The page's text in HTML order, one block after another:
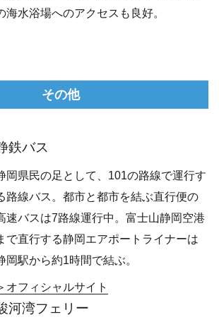
海水浴場へのアクセスも良好。
その他
鉄バス
岡県民の足として、101の路線で運行す
路線バス。都市と都市を結ぶ直行便の
速バスは7路線運行中。富士山静岡空港
で直行する静岡エアポートライナーは
岡駅から約1時間で結ぶ。
オフィシャルサイト
河湾フェリー